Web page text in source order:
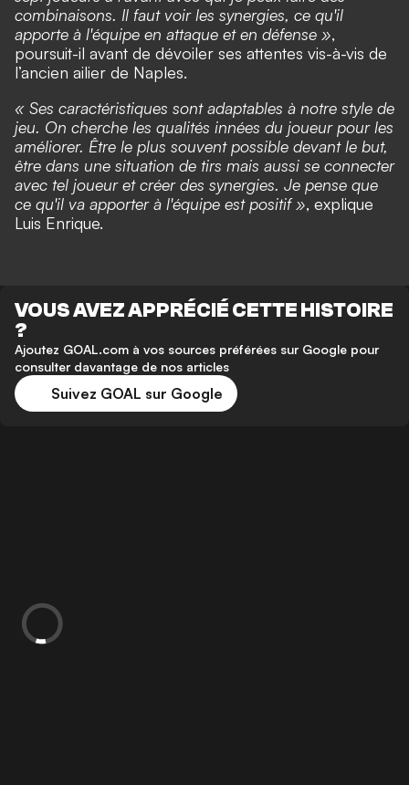
combinaisons. Il faut voir les synergies, ce qu'il
apporte à l'équipe en attaque et en défense »,
poursuit-il avant de dévoiler ses attentes vis-à-vis de
l’ancien ailier de Naples.
« Ses caractéristiques sont adaptables à notre style de
jeu. On cherche les qualités innées du joueur pour les
améliorer. Être le plus souvent possible devant le but,
être dans une situation de tirs mais aussi se connecter
avec tel joueur et créer des synergies. Je pense que
ce qu'il va apporter à l'équipe est positif », explique
Luis Enrique.
VOUS AVEZ APPRÉCIÉ CETTE HISTOIRE
?
Ajoutez GOAL.com à vos sources préférées sur Google pour
consulter davantage de nos articles
Suivez GOAL sur Google